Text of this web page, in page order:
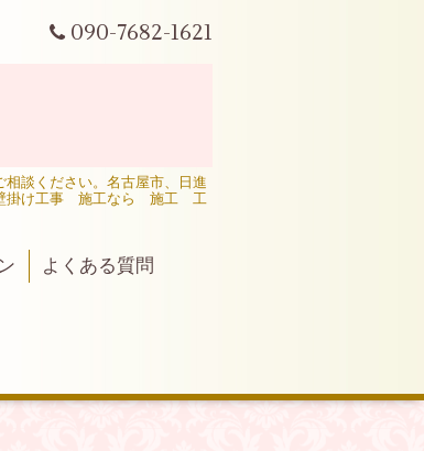
090-7682-1621
談ください。名古屋市、日進
壁掛け工事 施工なら 施工 工
よくある質問